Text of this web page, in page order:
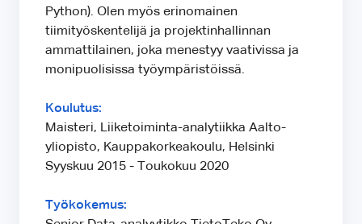
Python). Olen myös erinomainen
tiimityöskentelijä ja projektinhallinnan
ammattilainen, joka menestyy vaativissa ja
monipuolisissa työympäristöissä.
Koulutus:
Maisteri, Liiketoiminta-analytiikka Aalto-
yliopisto, Kauppakorkeakoulu, Helsinki
Syyskuu 2015 - Toukokuu 2020
Työkokemus: